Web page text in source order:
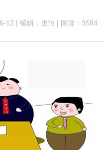
12 | 编辑：唐怡 | 阅读：3584